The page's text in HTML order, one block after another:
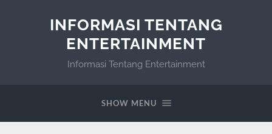
INFORMASI TENTANG
ENTERTAINMENT
Informasi Tentang Entertainment
SHOW MENU